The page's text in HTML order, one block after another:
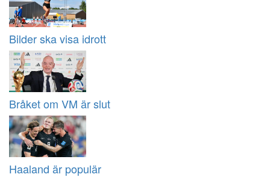
Bilder ska visa idrott
Bråket om VM är slut
Haaland är populär